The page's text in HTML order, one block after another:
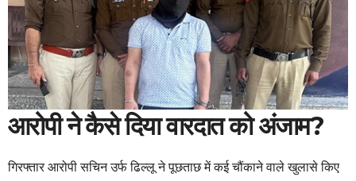
आरोपी ने कैसे दिया वारदात को अंजाम?
गिरफ्तार आरोपी सचिन उर्फ ढिल्लू ने पूछताछ में कई चौंकाने वाले खुलासे किए